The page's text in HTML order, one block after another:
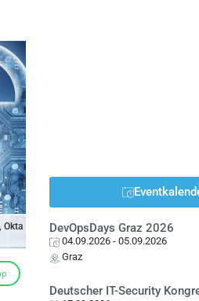
Okta DevOpsDays Graz 2026
04.09.2026 - 05.09.2026
Graz
Deutscher IT-Security